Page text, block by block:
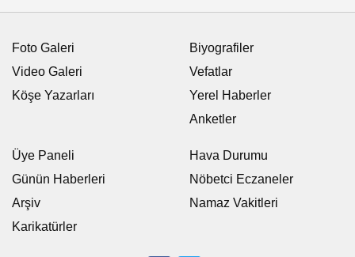
Foto Galeri
Video Galeri
Köşe Yazarları
Biyografiler
Vefatlar
Yerel Haberler
Anketler
Üye Paneli
Günün Haberleri
Arşiv
Karikatürler
Hava Durumu
Nöbetci Eczaneler
Namaz Vakitleri